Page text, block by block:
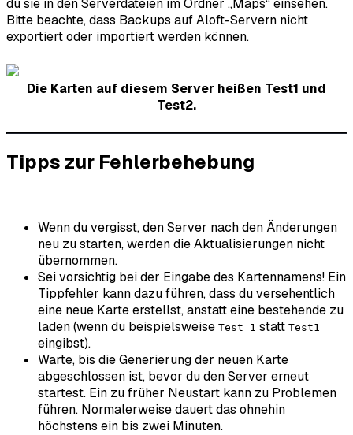
du sie in den Serverdateien im Ordner „Maps“ einsehen.
Bitte beachte, dass Backups auf Aloft-Servern nicht
exportiert oder importiert werden können.
Die Karten auf diesem Server heißen Test1 und
Test2.
Tipps zur Fehlerbehebung
Wenn du vergisst, den Server nach den Änderungen
neu zu starten, werden die Aktualisierungen nicht
übernommen.
Sei vorsichtig bei der Eingabe des Kartennamens! Ein
Tippfehler kann dazu führen, dass du versehentlich
eine neue Karte erstellst, anstatt eine bestehende zu
laden (wenn du beispielsweise Test 1 statt Test1
eingibst).
Warte, bis die Generierung der neuen Karte
abgeschlossen ist, bevor du den Server erneut
startest. Ein zu früher Neustart kann zu Problemen
führen. Normalerweise dauert das ohnehin
höchstens ein bis zwei Minuten.